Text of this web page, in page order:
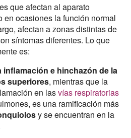
que afectan al aparato
en ocasiones la función normal
afectan a zonas distintas de
síntomas diferentes. Lo que
es:
e hinchazón de la
superiores, mientras que la
en lasvías respiratorias
es una ramificación más
y se encuentran en la